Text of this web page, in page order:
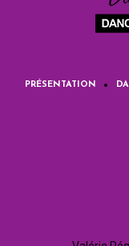
PRÉSENTATION